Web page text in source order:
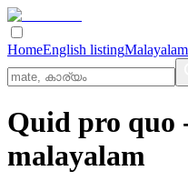
HomeEnglish listing
Quid pro quo
malayalam